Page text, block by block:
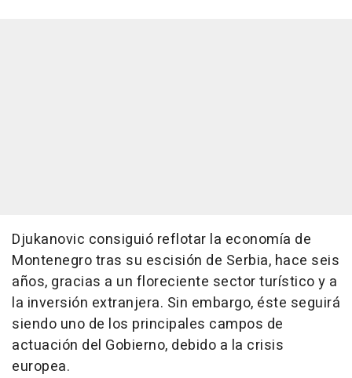
Djukanovic consiguió reflotar la economía de
Montenegro tras su escisión de Serbia, hace seis
años, gracias a un floreciente sector turístico y a
la inversión extranjera. Sin embargo, éste seguirá
siendo uno de los principales campos de
actuación del Gobierno, debido a la crisis
europea.